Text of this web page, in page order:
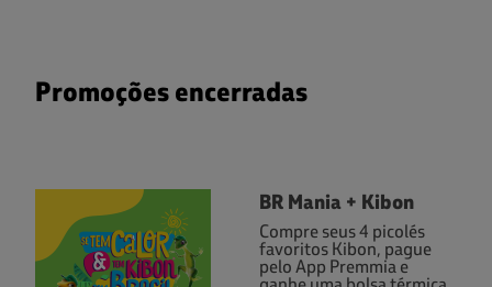
Promoções encerradas
BR Mania + Kibon
Compre seus 4 picolés
favoritos Kibon, pague
pelo App Premmia e